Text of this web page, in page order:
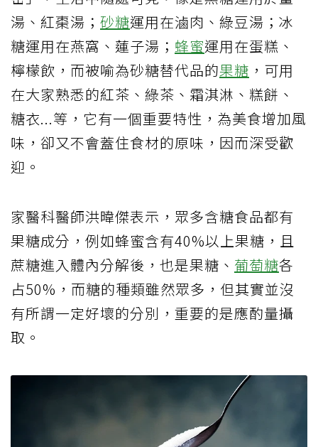
湯、紅棗湯； 砂糖運用在滷肉、綠豆湯；冰
糖運用在燕窩、蓮子湯； 蜂蜜運用在蛋糕、
檸檬飲，而被喻為砂糖替代品的果糖 ，可用
在大家熟悉的紅茶、綠茶、霜淇淋、糕餅、
糖衣...等，它有一個重要特性，為美食增加風
味，卻又不會蓋住食材的原味，因而深受歡
迎。
家醫科醫師洪暐傑表示，眾多含糖食品都有
果糖成分，例如蜂蜜含有40%以上果糖，且
蔗糖進入體內分解後，也是果糖、 葡萄糖各
占50% ，而糖的種類雖然眾多，但其實並沒
有所謂一定好壞的分別，重要的是應酌量攝
取。